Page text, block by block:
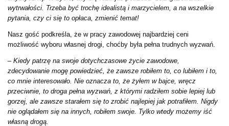
wytrwałości. Trzeba być trochę idealistą i marzycielem, a na wszelkie
pytania, czy ci się to opłaca, zmienić temat!
Nasz gość podkreśla, że w pracy zawodowej najbardziej ceni
możliwość wyboru własnej drogi, choćby była pełna trudnych wyzwań.
– Kiedy patrzę na swoje dotychczasowe życie zawodowe,
zdecydowanie mogę powiedzieć, że zawsze robiłem to, co lubiłem i to,
co mnie interesowało. Nie oznacza to, że żyłem w bajce, wręcz
przeciwnie, to droga pełna wyzwań, z którymi radziłem sobie lepiej lub
gorzej, ale zawsze starałem się to zrobić najlepiej jak potrafiłem. Nigdy
nie oglądałem się na innych, robiłem swoje. Tylko wtedy możemy iść
własną drogą.